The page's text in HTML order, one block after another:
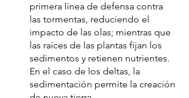
primera línea de defensa contra
las tormentas, reduciendo el
impacto de las olas; mientras que
las raíces de las plantas fijan los
sedimentos y retienen nutrientes.
En el caso de los deltas, la
sedimentación permite la creación